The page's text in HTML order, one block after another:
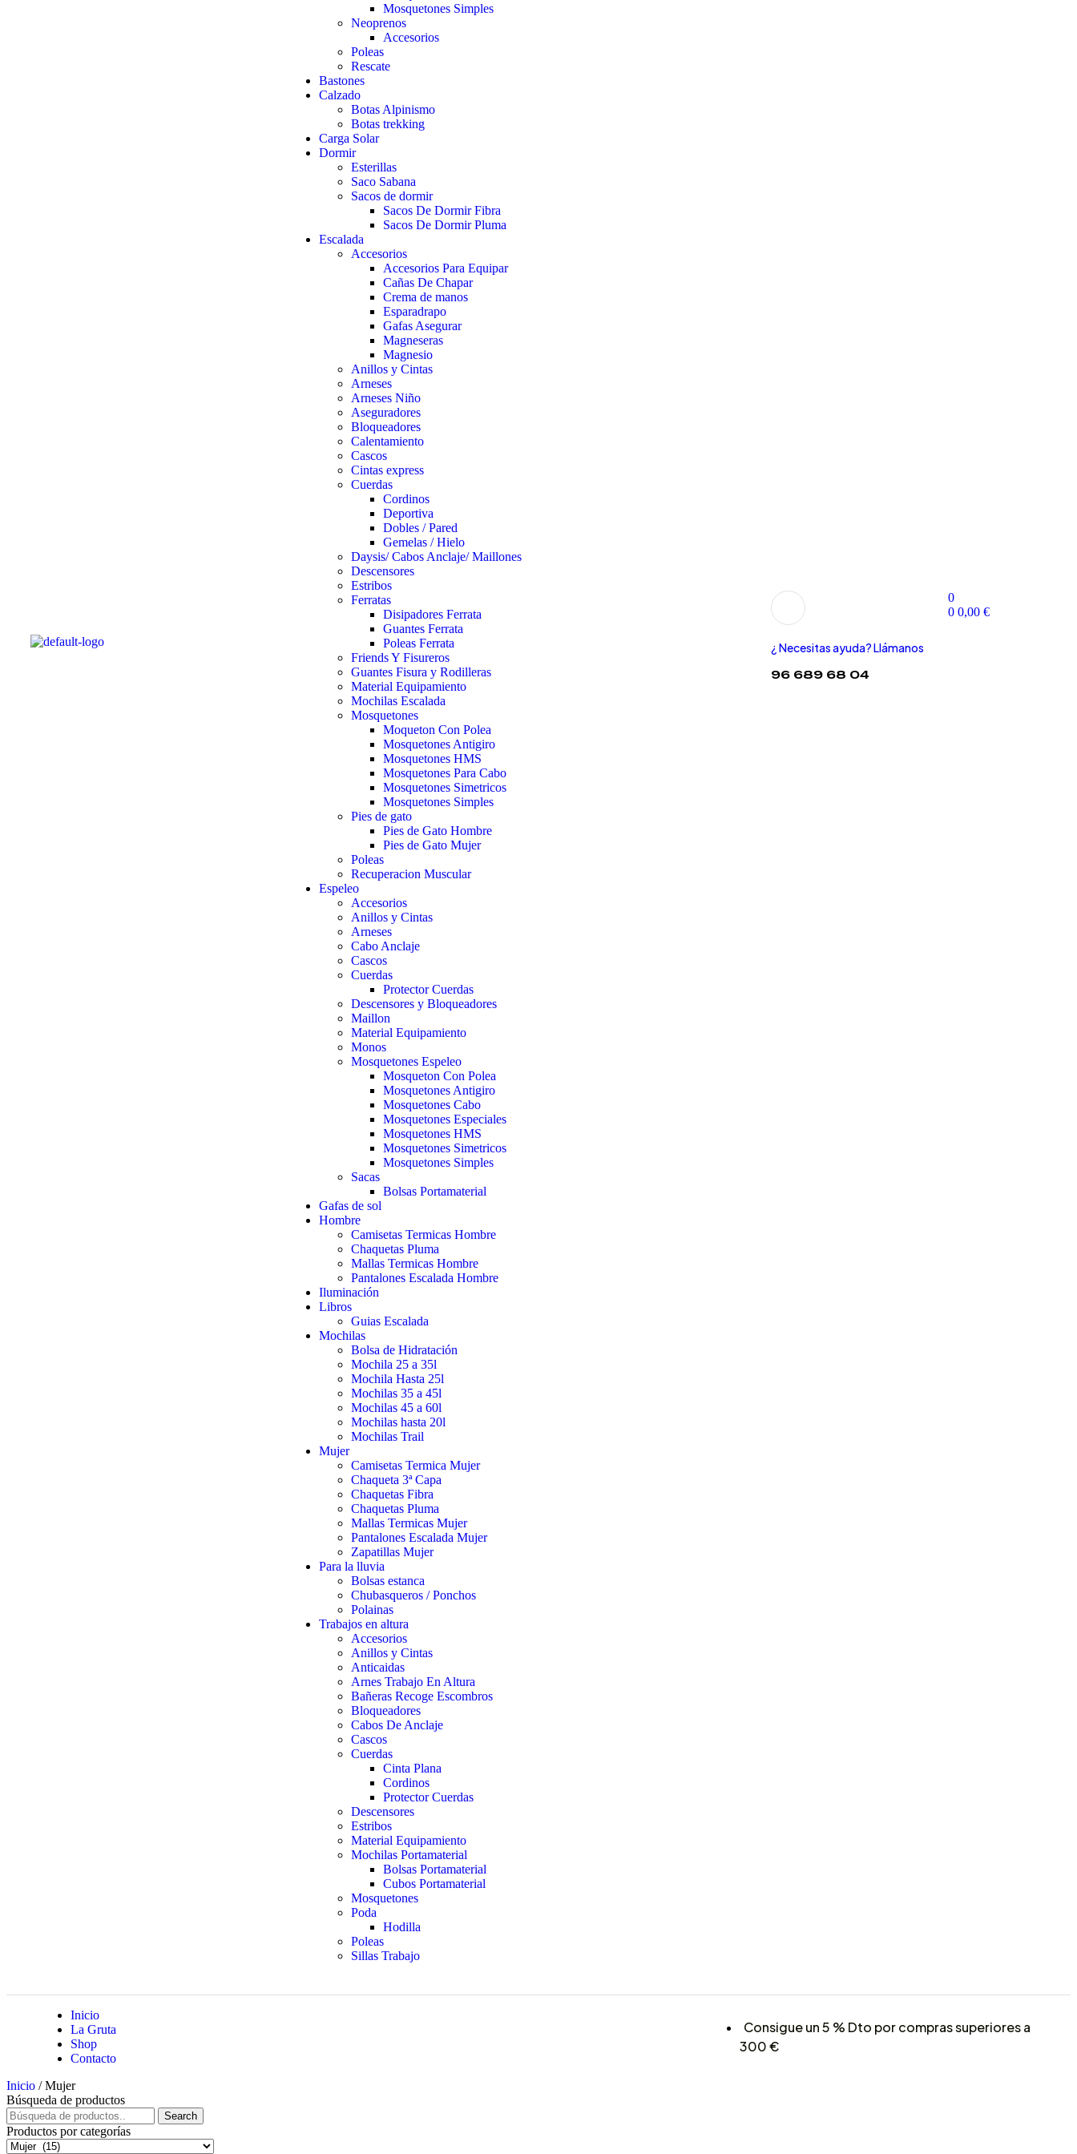
Mosquetones Simples
Neoprenos
Accesorios
Poleas
Rescate
Bastones
Calzado
Botas Alpinismo
Botas trekking
Carga Solar
Dormir
Esterillas
Saco Sabana
Sacos de dormir
Sacos De Dormir Fibra
Sacos De Dormir Pluma
Escalada
Accesorios
Accesorios Para Equipar
Cañas De Chapar
Crema de manos
Esparadrapo
Gafas Asegurar
Magneseras
Magnesio
Anillos y Cintas
Arneses
Arneses Niño
Aseguradores
Bloqueadores
Calentamiento
Cascos
Cintas express
Cuerdas
Cordinos
Deportiva
Dobles / Pared
Gemelas / Hielo
Daysis/ Cabos Anclaje/ Maillones
Descensores
Estribos
Ferratas
Disipadores Ferrata
Guantes Ferrata
Poleas Ferrata
Friends Y Fisureros
Guantes Fisura y Rodilleras
Material Equipamiento
Mochilas Escalada
Mosquetones
Moqueton Con Polea
Mosquetones Antigiro
Mosquetones HMS
Mosquetones Para Cabo
Mosquetones Simetricos
Mosquetones Simples
Pies de gato
Pies de Gato Hombre
Pies de Gato Mujer
Poleas
Recuperacion Muscular
Espeleo
Accesorios
Anillos y Cintas
Arneses
Cabo Anclaje
Cascos
Cuerdas
Protector Cuerdas
Descensores y Bloqueadores
Maillon
Material Equipamiento
Monos
Mosquetones Espeleo
Mosqueton Con Polea
Mosquetones Antigiro
Mosquetones Cabo
Mosquetones Especiales
Mosquetones HMS
Mosquetones Simetricos
Mosquetones Simples
Sacas
Bolsas Portamaterial
Gafas de sol
Hombre
Camisetas Termicas Hombre
Chaquetas Pluma
Mallas Termicas Hombre
Pantalones Escalada Hombre
Iluminación
Libros
Guias Escalada
Mochilas
Bolsa de Hidratación
Mochila 25 a 35l
Mochila Hasta 25l
Mochilas 35 a 45l
Mochilas 45 a 60l
Mochilas hasta 20l
Mochilas Trail
Mujer
Camisetas Termica Mujer
Chaqueta 3ª Capa
Chaquetas Fibra
Chaquetas Pluma
Mallas Termicas Mujer
Pantalones Escalada Mujer
Zapatillas Mujer
Para la lluvia
Bolsas estanca
Chubasqueros / Ponchos
Polainas
Trabajos en altura
Accesorios
Anillos y Cintas
Anticaidas
Arnes Trabajo En Altura
Bañeras Recoge Escombros
Bloqueadores
Cabos De Anclaje
Cascos
Cuerdas
Cinta Plana
Cordinos
Protector Cuerdas
Descensores
Estribos
Material Equipamiento
Mochilas Portamaterial
Bolsas Portamaterial
Cubos Portamaterial
Mosquetones
Poda
Hodilla
Poleas
Sillas Trabajo
¿ Necesitas ayuda? Llámanos
96 689 68 04
0
0 0,00€
Inicio
La Gruta
Shop
Contacto
Consigue un 5 % Dto por compras superiores a
300 €
Inicio / Mujer
Búsqueda de productos
Search
Productos por categorías